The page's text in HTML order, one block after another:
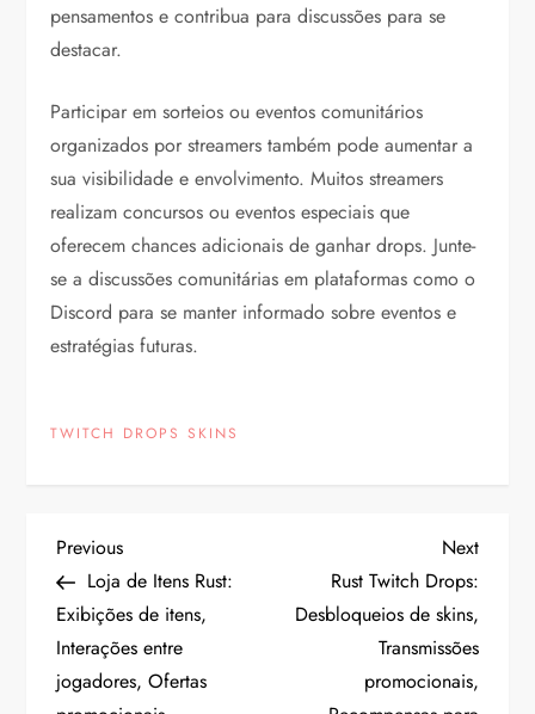
pensamentos e contribua para discussões para se
destacar.
Participar em sorteios ou eventos comunitários
organizados por streamers também pode aumentar a
sua visibilidade e envolvimento. Muitos streamers
realizam concursos ou eventos especiais que
oferecem chances adicionais de ganhar drops. Junte-
se a discussões comunitárias em plataformas como o
Discord para se manter informado sobre eventos e
estratégias futuras.
TWITCH DROPS SKINS
P
o
s
Previous
Post
Previous
Loja de Itens Rust:
Exibições de itens,
Interações entre
jogadores, Ofertas
Next
Post
Next
Rust Twitch Drops:
Desbloqueios de skins,
Transmissões
promocionais,